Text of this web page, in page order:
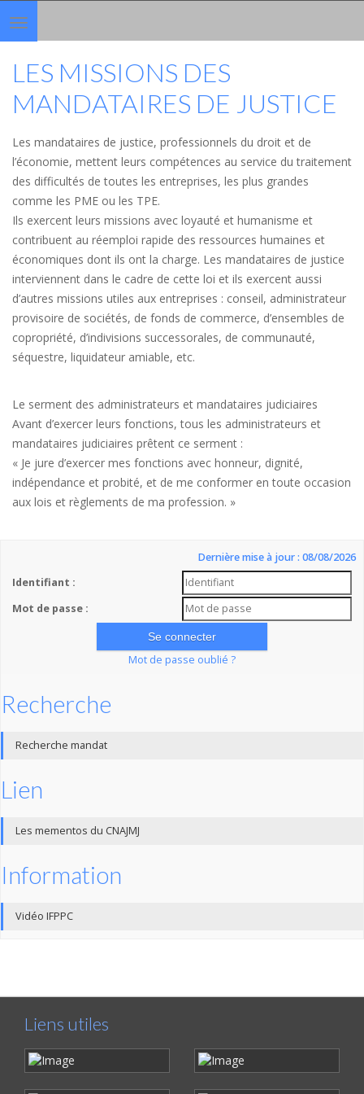
Toggle
navigation
LES MISSIONS DES
MANDATAIRES DE JUSTICE
Les mandataires de justice, professionnels du droit et de
l’économie, mettent leurs compétences au service du traitement
des difficultés de toutes les entreprises, les plus grandes
comme les PME ou les TPE.
Ils exercent leurs missions avec loyauté et humanisme et
contribuent au réemploi rapide des ressources humaines et
économiques dont ils ont la charge. Les mandataires de justice
interviennent dans le cadre de cette loi et ils exercent aussi
d’autres missions utiles aux entreprises : conseil, administrateur
provisoire de sociétés, de fonds de commerce, d’ensembles de
copropriété, d’indivisions successorales, de communauté,
séquestre, liquidateur amiable, etc.
Le serment des administrateurs et mandataires judiciaires
Avant d’exercer leurs fonctions, tous les administrateurs et
mandataires judiciaires prêtent ce serment :
« Je jure d’exercer mes fonctions avec honneur, dignité,
indépendance et probité, et de me conformer en toute occasion
aux lois et règlements de ma profession. »
Dernière mise à jour : 08/08/2026
Identifiant :
Mot de passe :
Mot de passe oublié ?
Recherche
Recherche mandat
Lien
Les mementos du CNAJMJ
Information
Vidéo IFPPC
Liens utiles